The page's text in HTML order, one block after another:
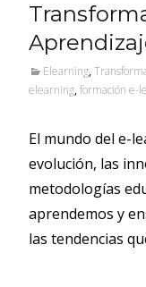
Elearning,
elearning,formación e-
El mundo del e-
evolución, las
metodologías
aprendemos y
las tendencias